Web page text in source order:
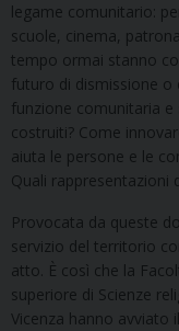
legame comunitario:
scuole, cinema,
tempo ormai stanno
futuro di dismissione o
funzione comunitaria e
costruiti? Come
aiuta le persone e le
Quali rappresentazioni
Provocata da queste
servizio del territorio
atto. È così che la
superiore di Scienze
Vicenza hanno avviato